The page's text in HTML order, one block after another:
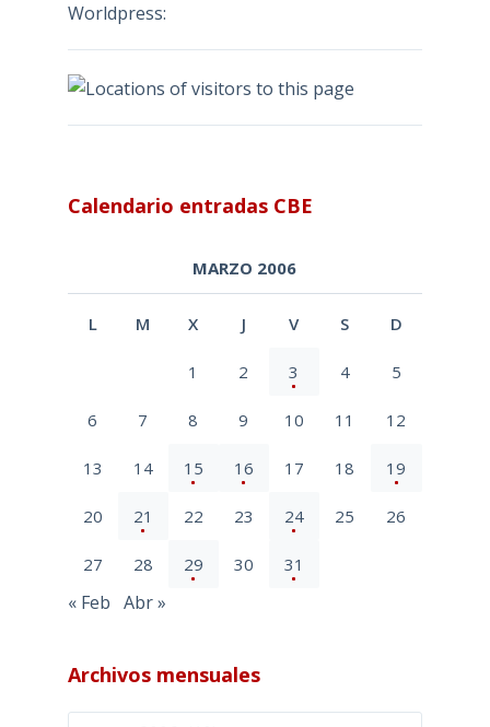
Worldpress:
Calendario entradas CBE
MARZO 2006
L M X J V S D
1 2 3 4 5
6 7 8 9 10 11 12
13 14 15 16 17 18 19
20 21 22 23 24 25 26
27 28 29 30 31
« Feb Abr »
Archivos mensuales